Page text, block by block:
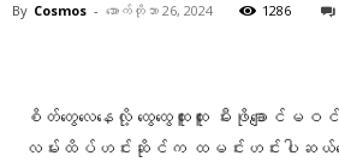
By Cosmos - အောက်တိုဘာ 26, 2024 1286
စိတ်တွေလေနေလို့ ထွေထွေထူးထူး မီးဖိုချောင်မဝ
လမ်းထိပ်ဟင်းဆိုင်က ထမင်းဟင်းပါဆယ်လေး